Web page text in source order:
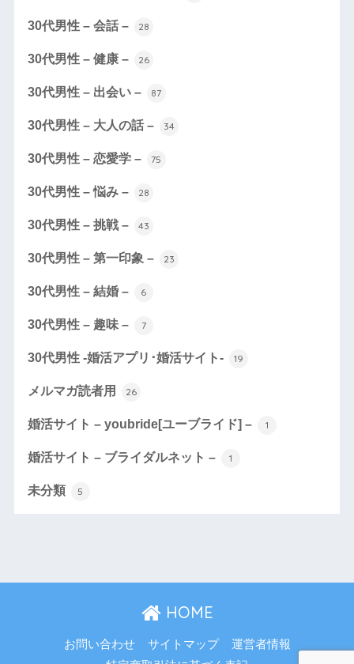
30代男性 – 会話 – 28
30代男性 – 健康 – 26
30代男性 – 出会い – 87
30代男性 – 大人の話 – 34
30代男性 – 恋愛学 – 75
30代男性 – 悩み – 28
30代男性 – 挑戦 – 43
30代男性 – 第一印象 – 23
30代男性 – 結婚 – 6
30代男性 – 趣味 – 7
30代男性 -婚活アプリ･婚活サイト- 19
メルマガ読者用 26
婚活サイト – youbride[ユーブライド] – 1
婚活サイト – ブライダルネット – 1
未分類 5
HOME
お問い合わせ サイトマップ
運営者情報